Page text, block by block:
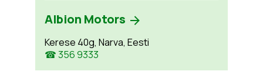
Albion Motors
Kerese 40g, Narva, Eesti
☎ 356 9333